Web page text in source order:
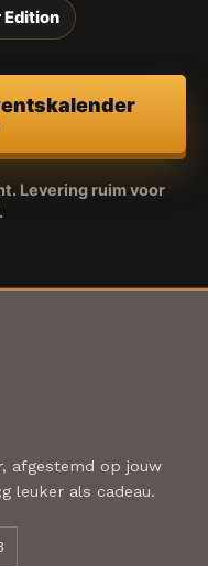
Edition
Levering ruim voor
afgestemd op jouw
leuker als cadeau.